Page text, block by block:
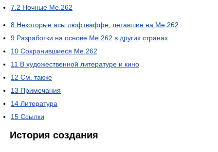
7.2 Ночные Me.262
8 Некоторые асы люфтваффе, летавшие на Me.262
9 Разработки на основе Me.262 в других странах
10 Сохранившиеся Me.262
11 В художественной литературе и кино
12 См. также
13 Примечания
14 Литература
15 Ссылки
История создания